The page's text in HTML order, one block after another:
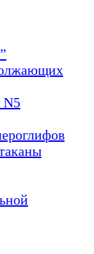
N5